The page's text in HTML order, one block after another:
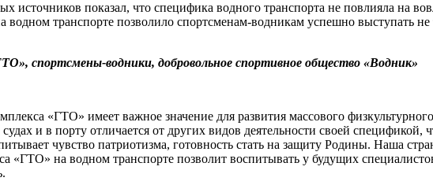
источников показал, что специфика водного транспорта не повлияла на
водном транспорте позволило спортсменам-водникам успешно выступать
спортсмены-водники, добровольное спортивное общество «Водник»
«ГТО» имеет важное значение для развития массового
и в порту отличается от других видов деятельности своей
чувство патриотизма, готовность стать на защиту Родины. Наша
«ГТО» на водном транспорте позволит воспитывать у будущих